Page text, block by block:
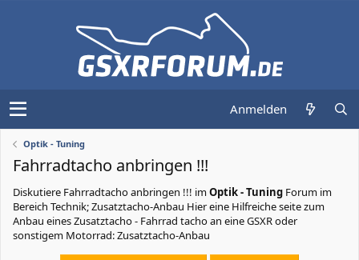
Anmelden
Optik - Tuning
Fahrradtacho anbringen !!!
Diskutiere Fahrradtacho anbringen !!! imOptik - Tuning Forum im
Bereich Technik; Zusatztacho-Anbau Hier eine Hilfreiche seite zum
Anbau eines Zusatztacho - Fahrrad tacho an eine GSXR oder
sonstigem Motorrad: Zusatztacho-Anbau